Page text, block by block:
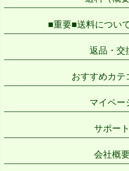
■重要■送料につい
返品・交
おすすめカテ
マイペー
サポート
会社概